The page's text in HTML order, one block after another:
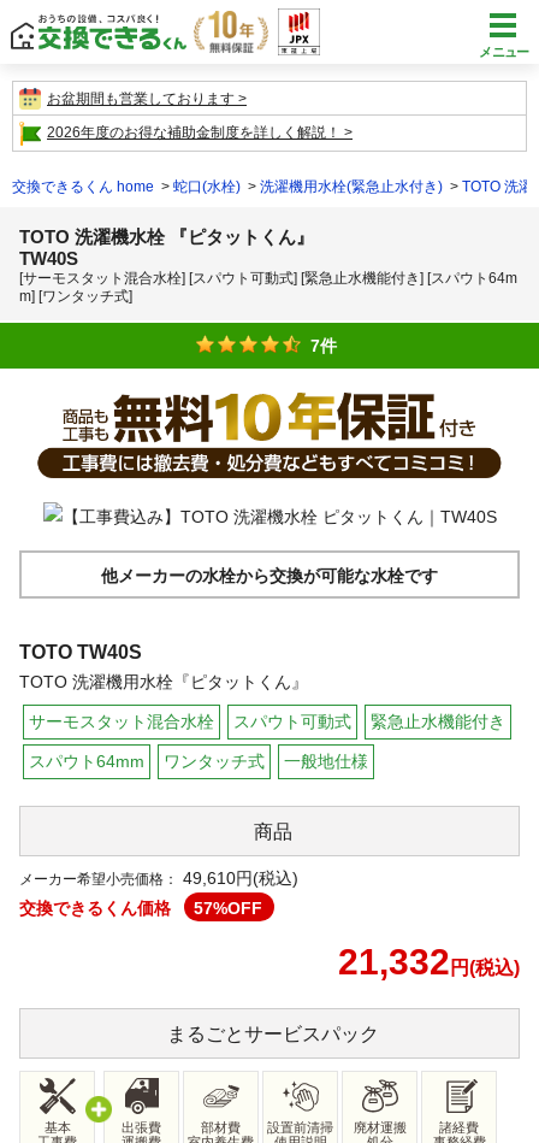
メニュー
お盆期間も営業しております
2026年度のお得な補助金制度を詳しく解説！
交換できるくん home 蛇口(水栓) 洗濯機用水栓(緊急止水付き) TOTO 洗濯
TOTO 洗濯機水栓 『ピタットくん』
TW40S
[サーモスタット混合水栓] [スパウト可動式] [緊急止水機能付き] [スパウト64m
m] [ワンタッチ式]
7件
他メーカーの水栓から交換が可能な水栓です
TOTO TW40S
TOTO 洗濯機用水栓『ピタットくん』
サーモスタット混合水栓 スパウト可動式 緊急止水機能付き
スパウト64mm ワンタッチ式 一般地仕様
商品
メーカー希望小売価格：
49,610円(税込)
交換できるくん価格
57%OFF
21,332 円(税込)
まるごとサービスパック
基本
出張費
部材費
設置前清掃
廃材運搬
諸経費